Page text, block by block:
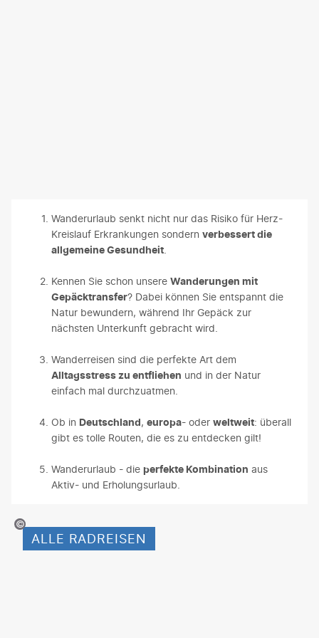
Wanderurlaub senkt nicht nur das Risiko für Herz-
Kreislauf Erkrankungen sondern verbessert die
allgemeine Gesundheit
Kennen Sie schon unsere Wanderungen mit
Gepäcktransfer? Dabei können Sie entspannt die
Natur bewundern, während Ihr Gepäck zur
nächsten Unterkunft gebracht wird.
Wanderreisen sind die perfekte Art dem
Alltagsstress zu entfliehen und in der Natur
einfach mal durchzuatmen.
Ob in Deutschland, europa- oder weltweit: überall
gibt es tolle Routen, die es zu entdecken gilt!
Wanderurlaub - die perfekte Kombination aus
Aktiv- und Erholungsurlaub.
©vgajic - gty
ALLE RADREISEN